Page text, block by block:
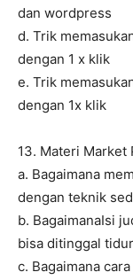
dan wordpress
d. Trik
dengan 1 x klik
e. Trik
dengan 1x klik
13. Materi Market
a. Bagaimana
dengan teknik
b. BagaimanaIsi
bisa ditinggal tidur
c. Bagaimana